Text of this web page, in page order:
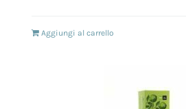
Aggiungi al carrello